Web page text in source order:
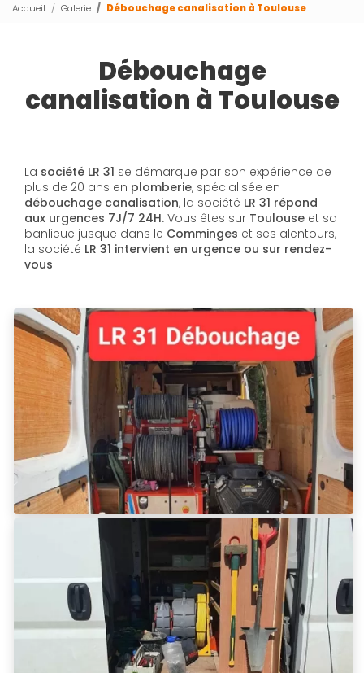
Accueil Galerie Débouchage canalisation à Toulouse
Débouchage
canalisation à Toulouse
La société LR 31 se démarque par son expérience de
plus de 20 ans en plomberie, spécialisée en
débouchage canalisation, la société LR 31 répond
aux urgences 7J/7 24H. Vous êtes sur Toulouse et sa
banlieue jusque dans le Comminges et ses alentours,
la société LR 31 intervient en urgence ou sur rendez-
vous.